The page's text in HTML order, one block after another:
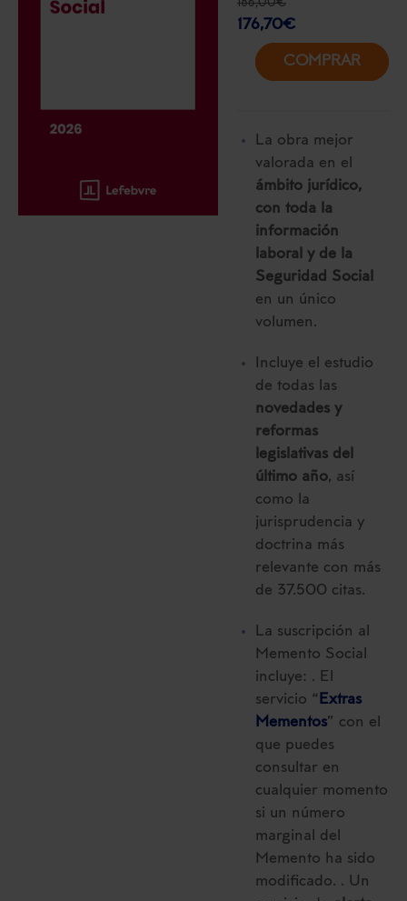
186,00€
176,70€
COMPRAR
La obra mejor
valorada en el
ámbito jurídico,
con toda la
información
laboral y de la
Seguridad Social
en un único
volumen.
Incluye el estudio
de todas las
novedades y
reformas
legislativas del
último año, así
como la
jurisprudencia y
doctrina más
relevante con más
de 37.500 citas.
La suscripción al
Memento Social
incluye: . El
servicio “Extras
Mementos” con el
que puedes
consultar en
cualquier momento
si un número
marginal del
Memento ha sido
modificado. . Un